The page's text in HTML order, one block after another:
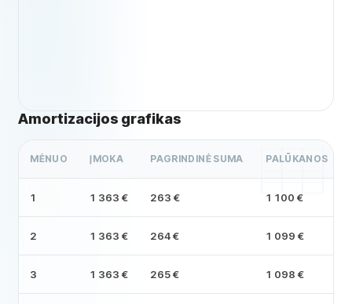
Amortizacijos grafikas
MĖNUO ĮMOKA PAGRINDINĖ SUMA PALŪKANOS
1 1 363 € 263 € 1 100 €
2 1 363 € 264 € 1 099 €
3 1 363 € 265 € 1 098 €